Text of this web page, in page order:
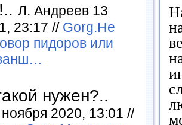
Л. Андреев 13
23:17 // Gorg.Не
пидоров или
нужен?..
2020, 13:01 //